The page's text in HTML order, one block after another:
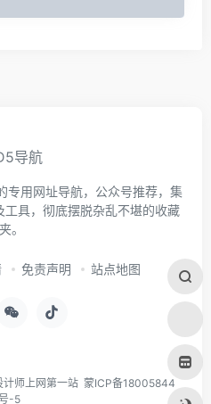
专用网址导航，公众号推荐，集
具，彻底摆脱杂乱不堪的收藏
夹。
免责声明 站点地图
师上网第一站 蒙ICP备18005844
-5